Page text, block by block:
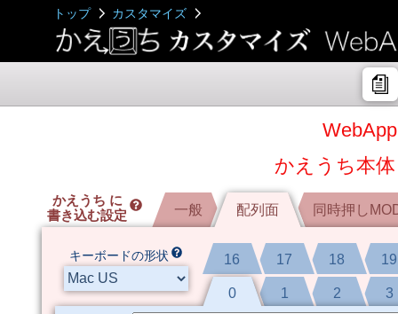
トップ カスタマイズ
かえうち本
かえうち に
書き込む設定
一般 配列面 同時押し
一般 配列面 同時押し
キーボードの形状 16 17 18 19
0 1 2 3
16 17 18 19
0 1 2 3